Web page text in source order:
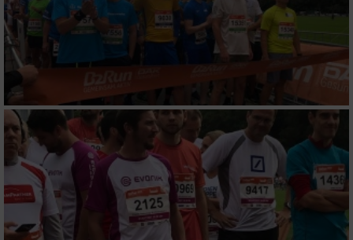
Geräte anhand von aktiv angeforderten
Informationen identifizieren
Nicht-IAB-Verarbeitungszwecke:
Notwendig
Performance
Funktional